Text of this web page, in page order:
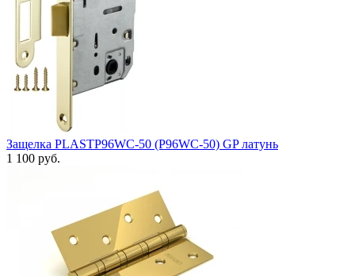
Защелка PLASTP96WC-50 (P96WC-50) GP латунь
1 100 руб.